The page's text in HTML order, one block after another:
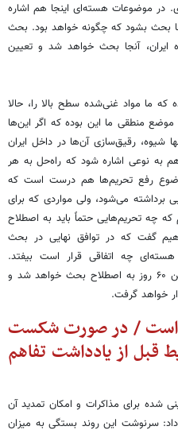
در موضوعات هسته‌ای اینجا هم اشاره
بحث بشود که چگونه خواهد بود. بحث
ایران، آنجا بحث خواهد شد و تعیین
ما مواد غنی‌شده سطح بالا را، حالا
را، از قدیم موضع منطقی ما این بوده که اگر این‌ها
شیوه، رقیق‌سازی آن‌ها در داخل ایران
به نوعی اشاره شود که راه‌حل به هر
رفع تحریم‌ها هم درست است که
برداشته می‌شود، ولی مواردی که برای
چه تحریم‌هایی حتماً باید به اصطلاح
گفت که در توافق نهایی در بحث
چه اتفاقی قرار است بیفتد.
همین‌طور سازوکار آن طرح بازسازی در این ۶۰ روز به اصطلاح بحث خواهد شد و
خواهد گرفت.
تمدید است / در صورت شکست
قبل از یادداشت تفاهم
۶۰ روزه پیش‌بینی شده برای مذاکرات و امکان تمدید آن
سرنوشت این روند بستگی به میزان